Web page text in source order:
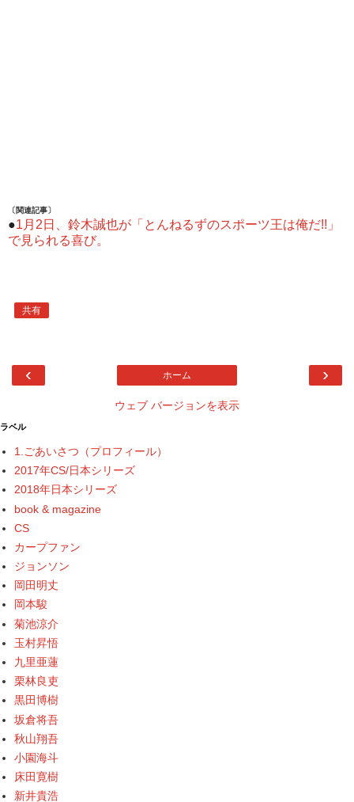
〔関連記事〕
●1月2日、鈴木誠也が「とんねるずのスポーツ王は俺だ!!」
で見られる喜び。
共有
‹ ›
ホーム
ウェブ バージョンを表示
ラベル
1.ごあいさつ（プロフィール）
2017年CS/日本シリーズ
2018年日本シリーズ
book & magazine
CS
カープファン
ジョンソン
岡田明丈
岡本駿
菊池涼介
玉村昇悟
九里亜蓮
栗林良吏
黒田博樹
坂倉将吾
秋山翔吾
小園海斗
床田寛樹
新井貴浩